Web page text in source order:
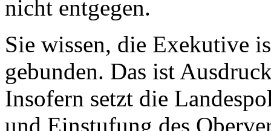
nicht entgegen.
Sie wissen, die Exekutive
gebunden. Das ist
Insofern setzt die
und Einstufung des